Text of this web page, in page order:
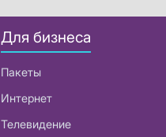
Для бизнеса
Пакеты
Интернет
Телевидение